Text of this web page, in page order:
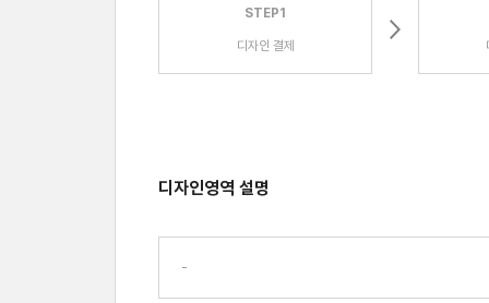
STEP1
디자인 결제
디자인영역 설명
-